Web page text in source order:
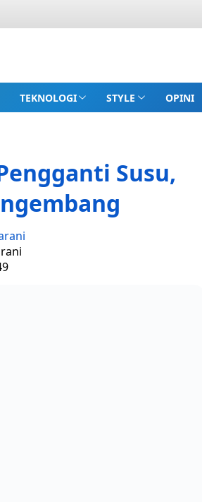
TEKNOLOGI STYLE OPINI
Susu,